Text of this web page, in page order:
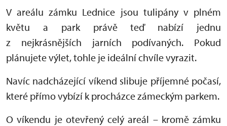
V areálu zámku Lednice jsou tulipány v plném
květu a park právě teď nabízí jednu
z nejkrásnějších jarních podívaných. Pokud
plánujete výlet, tohle je ideální chvíle vyrazit.
Navíc nadcházející víkend slibuje příjemné počasí,
které přímo vybízí k procházce zámeckým parkem.
O víkendu je otevřený celý areál – kromě zámku